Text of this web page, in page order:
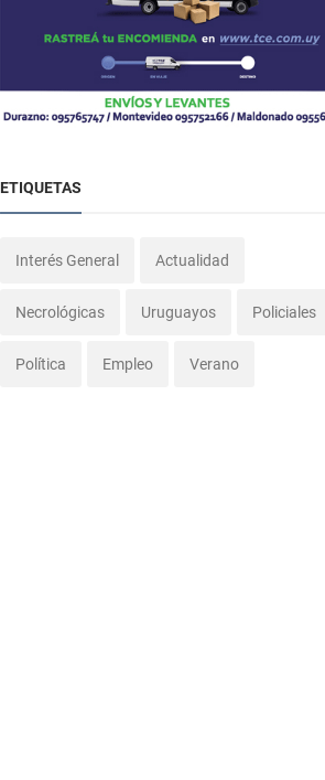
ETIQUETAS
Interés General Actualidad
Necrológicas Uruguayos Policiales
Política Empleo Verano